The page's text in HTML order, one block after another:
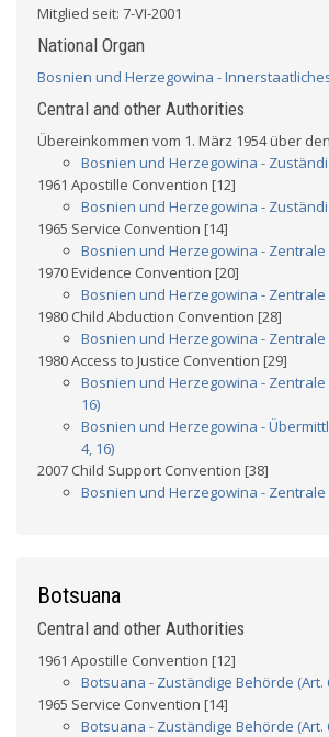
Mitglied seit: 7-VI-2001
National Organ
Bosnien und Herzegowina -
Central and other Authorities
Übereinkommen vom 1. März 1954 über
Bosnien und Herzegowina -
1961 Apostille Convention [12]
Bosnien und Herzegowina -
1965 Service Convention [14]
Bosnien und Herzegowina -
1970 Evidence Convention [20]
Bosnien und Herzegowina - Zentrale
1980 Child Abduction Convention [28]
Bosnien und Herzegowina -
1980 Access to Justice Convention [29]
Bosnien und Herzegowina - Zentrale
16)
Bosnien und Herzegowina -
4, 16)
2007 Child Support Convention [38]
Bosnien und Herzegowina - Zentrale
Botsuana
Central and other Authorities
1961 Apostille Convention [12]
Botsuana - Zuständige Behörde (Art.
1965 Service Convention [14]
Botsuana - Zuständige Behörde (Art.